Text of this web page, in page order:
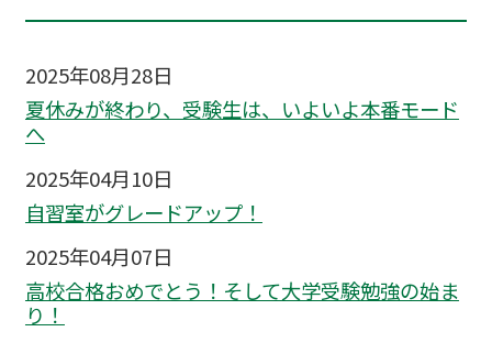
2025年08月28日
夏休みが終わり、受験生は、いよいよ本番モード
へ
2025年04月10日
自習室がグレードアップ！
2025年04月07日
高校合格おめでとう！そして大学受験勉強の始ま
り！